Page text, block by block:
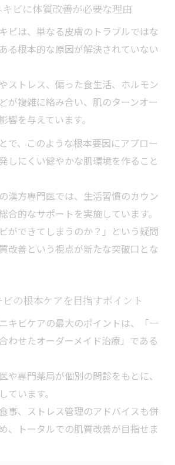
ビに体質改善が必要な理由
ビは、単なる皮膚のトラブルではな
る根本的な原因が解決されていない
ストレス、偏った食生活、ホルモン
が複雑に絡み合い、肌のターンオー
響を与えています。
で、このような根本要因にアプロー
しにくい健やかな肌環境を作ること
漢方専門医では、生活習慣のカウン
合的なサポートを実施しています。
ができてしまうのか？」という疑問
改善という視点が新たな突破口とな
の根本ケアを目指すポイント
キビケアの最大のポイントは、「一
わせたオーダーメイド治療」である
や専門薬局が個別の問診をもとに、
ています。
事、ストレス管理のアドバイスも併
、トータルでの肌質改善が目指せま